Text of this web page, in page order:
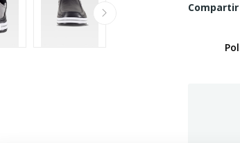
Compartir